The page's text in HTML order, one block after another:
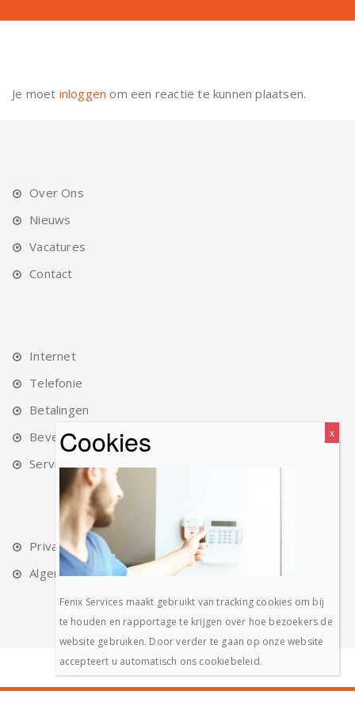
Je moet inloggen om een reactie te kunnen plaatsen.
Over Ons
Nieuws
Vacatures
Contact
Internet
Telefonie
Betalingen
Beveiliging
Service
Privacy Verklaring
Algemene Voorwaarden
© 2017 - 2020 Fenix Services B.V.
Fenix Services maakt gebruikt van tracking cookies om bij
te houden en rapportage te krijgen over hoe bezoekers de
website gebruiken. Door verder te gaan op onze website
accepteert u automatisch ons cookiebeleid.